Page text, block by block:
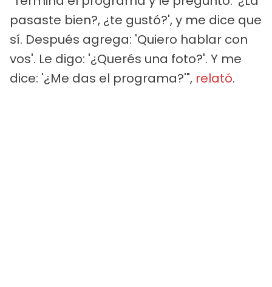
pasaste bien?, ¿te gustó?', y me dice que
sí. Después agrega: 'Quiero hablar con
vos'. Le digo: '¿Querés una foto?'. Y me
dice: '¿Me das el programa?'", relató.